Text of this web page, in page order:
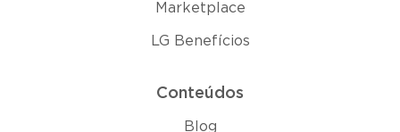
Marketplace
LG Benefícios
Conteúdos
Blog